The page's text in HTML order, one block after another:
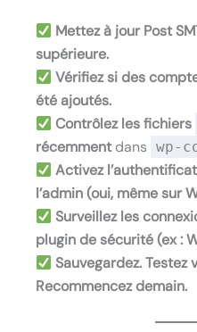
Mettez à jour Post
supérieure.
Vérifiez si des
été ajoutés.
Contrôlez les fichiers
récemmentdans wp-
Activez
l’admin (oui, même sur
Surveillez les
plugin de sécurité (ex :
Sauvegardez. Testez
Recommencez demain.